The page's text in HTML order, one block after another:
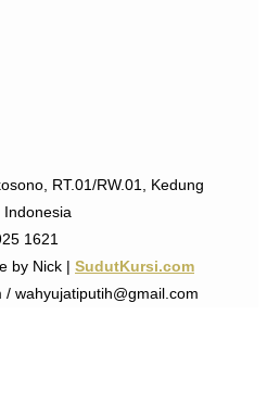
RT.01/RW.01, Kedung
1621
by Nick | SudutKursi.com
wahyujatiputih@gmail.com